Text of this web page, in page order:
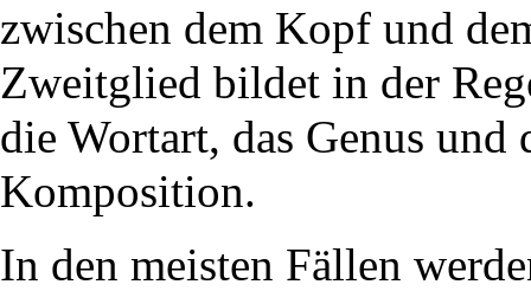
zwischen dem Kopf und
Zweitglied bildet in der
die Wortart, das Genus und
Komposition.
In den meisten Fällen